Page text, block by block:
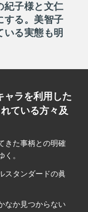
紀子様と文仁
する。美智子
いる実態も明
ャラを利用した
ている方々及
きた事柄との明確
。
スタンダードの眞
なか見つからない